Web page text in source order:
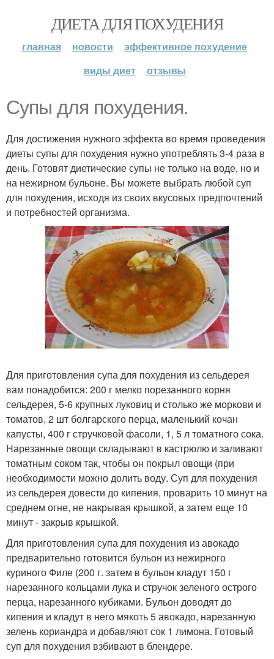
ДИЕТА ДЛЯ ПОХУДЕНИЯ
главная новости
эффективное похудение
виды диет
отзывы
Супы для похудения.
Для достижения нужного эффекта во время проведения
диеты супы для похудения нужно употреблять 3-4 раза в
день. Готовят диетические супы не только на воде, но и
на нежирном бульоне. Вы можете выбрать любой суп
для похудения, исходя из своих вкусовых предпочтений
и потребностей организма.
Для приготовления супа для похудения из сельдерея
вам понадобится: 200 г мелко порезанного корня
сельдерея, 5-6 крупных луковиц и столько же моркови и
томатов, 2 шт болгарского перца, маленький кочан
капусты, 400 г стручковой фасоли, 1, 5 л томатного сока.
Нарезанные овощи складывают в кастрюлю и заливают
томатным соком так, чтобы он покрыл овощи (при
необходимости можно долить воду. Суп для похудения
из сельдерея довести до кипения, проварить 10 минут на
среднем огне, не накрывая крышкой, а затем еще 10
минут - закрыв крышкой.
Для приготовления супа для похудения из авокадо
предварительно готовится бульон из нежирного
куриного Филе (200 г. затем в бульон кладут 150 г
нарезанного кольцами лука и стручок зеленого острого
перца, нарезанного кубиками. Бульон доводят до
кипения и кладут в него мякоть 5 авокадо, нарезанную
зелень кориандра и добавляют сок 1 лимона. Готовый
суп для похудения взбивают в блендере.